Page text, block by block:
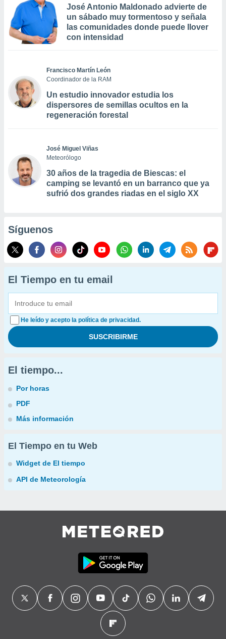
José Antonio Maldonado advierte de
un sábado muy tormentoso y señala
las comunidades donde puede llover
con intensidad
Francisco Martín León
Coordinador de la RAM
Un estudio innovador estudia los
dispersores de semillas ocultos en la
regeneración forestal
José Miguel Viñas
Meteorólogo
30 años de la tragedia de Biescas: el
camping se levantó en un barranco que ya
sufrió dos grandes riadas en el siglo XX
Síguenos
El Tiempo en tu email
He leído y acepto la política de privacidad.
El tiempo...
Por horas
PDF
Más información
El Tiempo en tu Web
Widget de El tiempo
API de Meteorología